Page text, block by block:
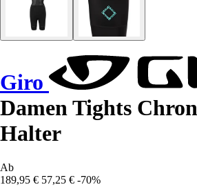
Giro
Damen Tights
Halter
Ab
189,95 € 57,25 € -70%